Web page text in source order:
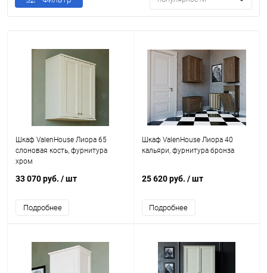
Шкаф ValenHouse Лиора 65
слоновая кость, фурнитура
хром
33 070 руб. / шт
Подробнее
Шкаф ValenHouse Лиора 40
кальяри, фурнитура бронза
25 620 руб. / шт
Подробнее